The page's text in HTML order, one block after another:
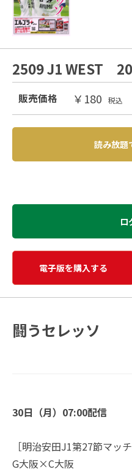
2509 J1 WEST
販売価格 ￥180 税込
読み放題
ロ
電子版を購入する
闘うセレッソ
30日（月）07:00配信
［明治安田J1第27節マッ
G大阪×C大阪